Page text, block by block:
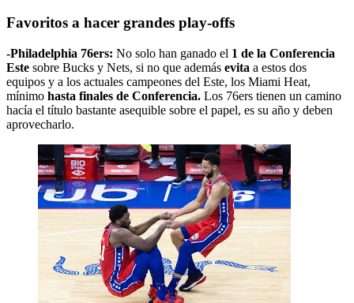
Favoritos a hacer grandes play-offs
-Philadelphia 76ers: No solo han ganado el 1 de la Conferencia
Este sobre Bucks y Nets, si no que además evita a estos dos
equipos y a los actuales campeones del Este, los Miami Heat,
mínimo hasta finales de Conferencia. Los 76ers tienen un camino
hacía el título bastante asequible sobre el papel, es su año y deben
aprovecharlo.